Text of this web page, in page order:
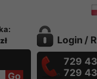
Login /
729
729